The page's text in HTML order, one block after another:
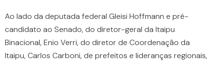
Ao lado da deputada federal Gleisi Hoffmann e pré-
candidato ao Senado, do diretor-geral da Itaipu
Binacional, Enio Verri, do diretor de Coordenação da
Itaipu, Carlos Carboni, de prefeitos e lideranças regionais,